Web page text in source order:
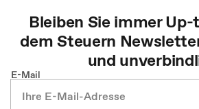
Bleiben Sie immer
demSteuern
und
E-Mail